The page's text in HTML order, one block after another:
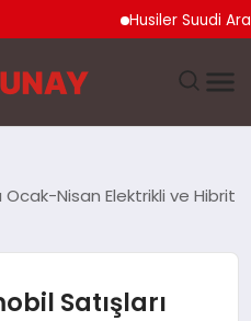
Husiler Suudi
Ocak-Nisan Elektrikli ve Hibrit
Satışları